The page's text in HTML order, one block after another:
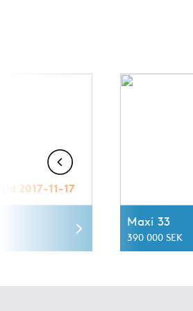
2017-11-17
Maxi 33
390 000 SEK